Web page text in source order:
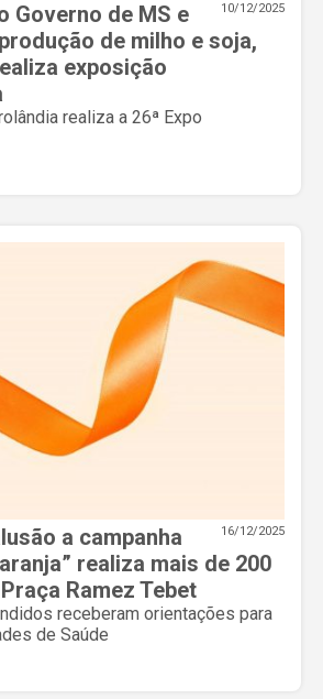
10/12/2025
Governo de MS e
de milho e soja,
exposição
realiza a 26ª Expo
16/12/2025
a campanha
realiza mais de 200
Ramez Tebet
receberam orientações para
de Saúde